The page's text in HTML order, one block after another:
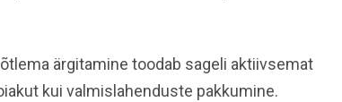
ärgitamine toodab sageli aktiivsemat
kui valmislahenduste pakkumine.